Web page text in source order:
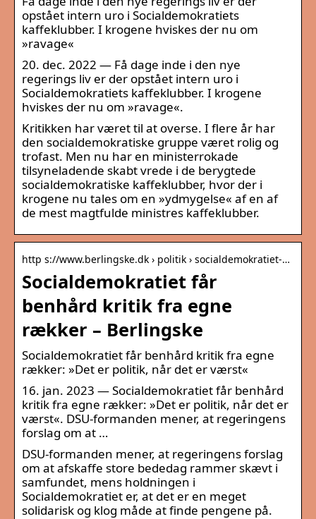
opstået intern uro i Socialdemokratiets
kaffeklubber. I krogene hviskes der nu om
»ravage«
20. dec. 2022 — Få dage inde i den nye
regerings liv er der opstået intern uro i
Socialdemokratiets kaffeklubber. I krogene
hviskes der nu om »ravage«.
Kritikken har været til at overse. I flere år har
den socialdemokratiske gruppe været rolig og
trofast. Men nu har en ministerrokade
tilsyneladende skabt vrede i de berygtede
socialdemokratiske kaffeklubber, hvor der i
krogene nu tales om en »ydmygelse« af en af
de mest magtfulde ministres kaffeklubber.
http s://www.berlingske.dk › politik › socialdemokratiet-…
Socialdemokratiet får
benhård kritik fra egne
rækker – Berlingske
Socialdemokratiet får benhård kritik fra egne
rækker: »Det er politik, når det er værst«
16. jan. 2023 — Socialdemokratiet får benhård
kritik fra egne rækker: »Det er politik, når det er
værst«. DSU-formanden mener, at regeringens
forslag om at …
DSU-formanden mener, at regeringens forslag
om at afskaffe store bededag rammer skævt i
samfundet, mens holdningen i
Socialdemokratiet er, at det er en meget
solidarisk og klog måde at finde pengene på.